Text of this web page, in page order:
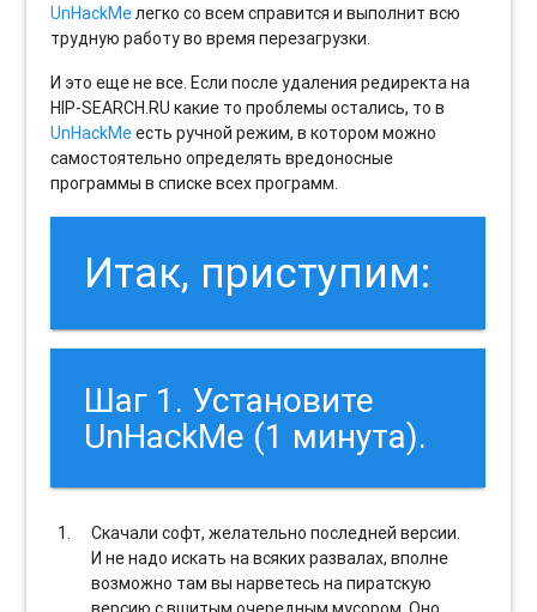
UnHackMeлегко со всем справится и выполнит всю
трудную работу во время перезагрузки.
И это еще не все. Если после удаления редиректа на
HIP-SEARCH.RU какие то проблемы остались, то в
UnHackMeесть ручной режим, в котором можно
самостоятельно определять вредоносные
программы в списке всех программ.
Итак, приступим:
Шаг 1. Установите
UnHackMe (1 минута).
Скачали софт, желательно последней версии.
И не надо искать на всяких развалах, вполне
возможно там вы нарветесь на пиратскую